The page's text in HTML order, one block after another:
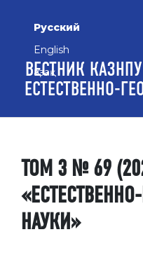
Русский
English
Қазақ
ВЕСТНИК
ЕСТЕСТВЕННО-
ТОМ 3 № 69
НАУКИ»